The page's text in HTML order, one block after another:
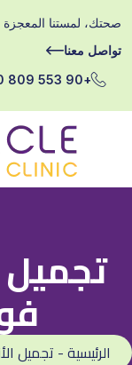
صحتك، لمستنا المعجزة
تواصل معنا
+90 553 809 90 00
تجميل
الرئيسية - تجميل